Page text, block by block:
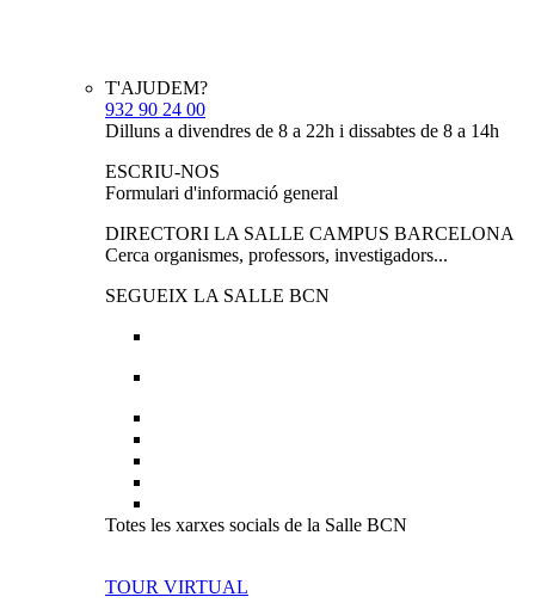
T'AJUDEM?
932 90 24 00
Dilluns a divendres de 8 a 22h i dissabtes de 8 a 14h
ESCRIU-NOS
Formulari d'informació general
DIRECTORI LA SALLE CAMPUS BARCELONA
Cerca organismes, professors, investigadors...
SEGUEIX LA SALLE BCN
Totes les xarxes socials de la Salle BCN
TOUR VIRTUAL